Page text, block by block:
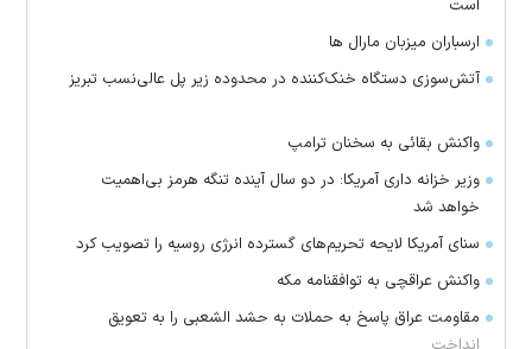
است
ارسباران میزبان مارال ها
آتش‌سوزی دستگاه خنک‌کننده در محدوده زیر پل عالی‌نسب تبریز
واکنش بقائی به سخنان ترامپ
وزیر خزانه داری آمریکا: در دو سال آینده تنگه هرمز بی‌اهمیت
خواهد شد
سنای آمریکا لایحه تحریم‌های گسترده انرژی روسیه را تصویب کرد
واکنش عراقچی به توافقنامه مکه
مقاومت عراق پاسخ به حملات به حشد الشعبی را به تعویق